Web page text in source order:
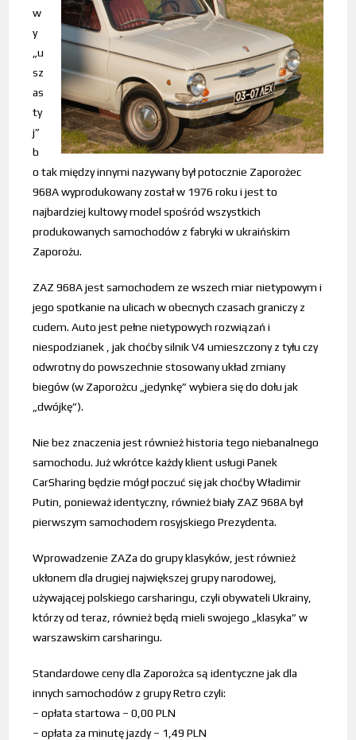
w
y
„u
sz
as
ty
j”
b
o tak między innymi nazywany był potocznie Zaporożec
968A wyprodukowany został w 1976 roku i jest to
najbardziej kultowy model spośród wszystkich
produkowanych samochodów z fabryki w ukraińskim
Zaporożu.
ZAZ 968A jest samochodem ze wszech miar nietypowym i
jego spotkanie na ulicach w obecnych czasach graniczy z
cudem. Auto jest pełne nietypowych rozwiązań i
niespodzianek , jak choćby silnik V4 umieszczony z tyłu czy
odwrotny do powszechnie stosowany układ zmiany
biegów (w Zaporożcu „jedynkę” wybiera się do dołu jak
„dwójkę”).
Nie bez znaczenia jest również historia tego niebanalnego
samochodu. Już wkrótce każdy klient usługi Panek
CarSharing będzie mógł poczuć się jak choćby Władimir
Putin, ponieważ identyczny, również biały ZAZ 968A był
pierwszym samochodem rosyjskiego Prezydenta.
Wprowadzenie ZAZa do grupy klasyków, jest również
ukłonem dla drugiej największej grupy narodowej,
używającej polskiego carsharingu, czyli obywateli Ukrainy,
którzy od teraz, również będą mieli swojego „klasyka” w
warszawskim carsharingu.
Standardowe ceny dla Zaporożca są identyczne jak dla
innych samochodów z grupy Retro czyli:
– opłata startowa – 0,00 PLN
– opłata za minutę jazdy – 1,49 PLN